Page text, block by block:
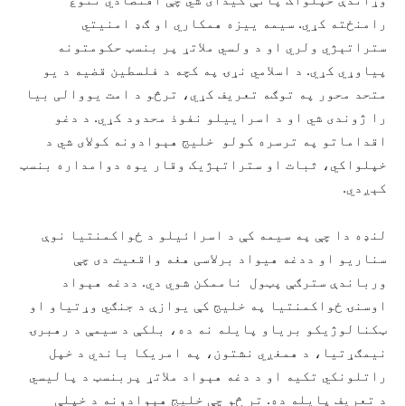
رامنځته کړي. سیمه‌ ییزه همکاري او ګډ امنیتي
ستراتېژي ولري او د ولسي ملاتړ پر بنسټ حکومتونه
پياوړي کړي. د اسلامي نړۍ په کچه د فلسطین قضیه د یو
متحد محور په توګه تعریف کړي، ترڅو د امت یووالی بیا
را ژوندی شي او د اسراییلو نفوذ محدود کړي. د دغو
اقداماتو په ترسره کولو خلیج هېوادونه کولای شي د
خپلواکي، ثبات او ستراتېژیک وقار یوه دوامداره بنسټ
کېږدي.
لنډه دا چې په سيمه کې د اسرائیلو د ځواکمنتيا نوې
سناريو او ددغه هيواد برلاسی هغه واقعيت دى چې
ورباندې سترګې پټول ناممکن شوي دي. ددغه هېواد
اوسنۍ ځواکمنتیا په خلیج کې یوازې د جنګي وړتیاو او
ټکنالوژیکو برياو پایله نه ده، بلکې د سیمې د رهبرۍ
نیمګړتیا، د همغږي نشتون، په امریکا باندي د خپل
راتلونکي تکيه او د دغه هېواد ملاتړ پربنسټ د پالیسي
د تعریف پایله ده. تر څو چې خلیج هېوادونه د خپلې